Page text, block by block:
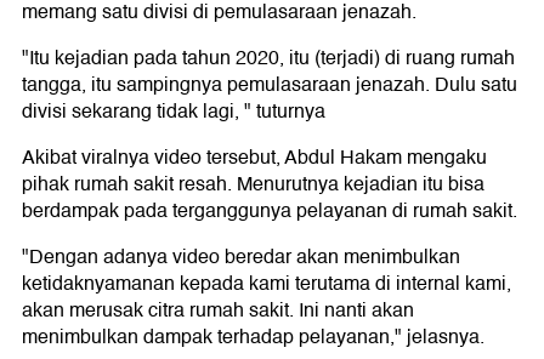
memang satu divisi di pemulasaraan jenazah.
"Itu kejadian pada tahun 2020, itu (terjadi) di ruang rumah
tangga, itu sampingnya pemulasaraan jenazah. Dulu satu
divisi sekarang tidak lagi, " tuturnya
Akibat viralnya video tersebut, Abdul Hakam mengaku
pihak rumah sakit resah. Menurutnya kejadian itu bisa
berdampak pada terganggunya pelayanan di rumah sakit.
"Dengan adanya video beredar akan menimbulkan
ketidaknyamanan kepada kami terutama di internal kami,
akan merusak citra rumah sakit. Ini nanti akan
menimbulkan dampak terhadap pelayanan," jelasnya.